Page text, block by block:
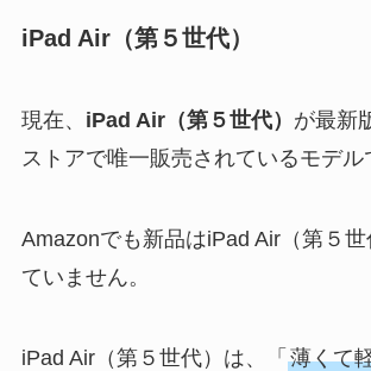
iPad Air（第５世代）
現在、 iPad Air（第５世代） が最新
ストアで唯一販売されているモデル
Amazonでも新品はiPad Air（第５
ていません。
iPad Air（第５世代）は、「 薄くて